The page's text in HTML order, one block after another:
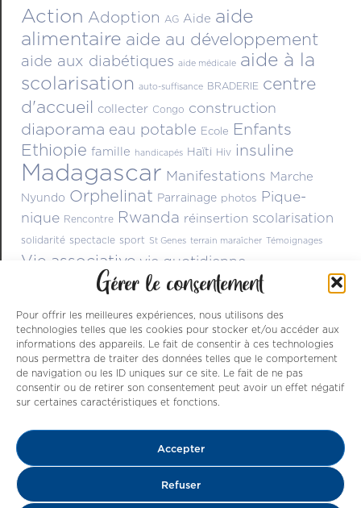
Gérer le consentement
Pour offrir les meilleures expériences, nous utilisons des
technologies telles que les cookies pour stocker et/ou accéder aux
informations des appareils. Le fait de consentir à ces technologies
nous permettra de traiter des données telles que le comportement
de navigation ou les ID uniques sur ce site. Le fait de ne pas
consentir ou de retirer son consentement peut avoir un effet négatif
sur certaines caractéristiques et fonctions.
Accepter
Refuser
Action Adoption AG Aide aide
alimentaire aide au développement
aide aux diabétiques aide médicale aide à la
scolarisation auto-suffisance BRADERIE centre
d'accueil collecter Congo construction
diaporama eau potable Ecole Enfants
Ethiopie famille handicapés Haïti Hiv insuline
Madagascar Manifestations Marche
Nyundo Orphelinat Parrainage photos Pique-
nique Rencontre Rwanda réinsertion scolarisation
solidarité spectacle sport St Genes terrain maraîcher Témoignages
Vie associative vie quotidienne
Nos ressources sont issues de dons , de
parrainages et du dynamisme des nombreux
bénévoles qui s’activent à améliorer le
quotidien d’enfants, par le bais des diverses